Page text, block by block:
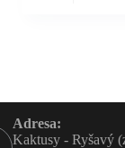
Adresa:
Kaktusy - Ryšavý